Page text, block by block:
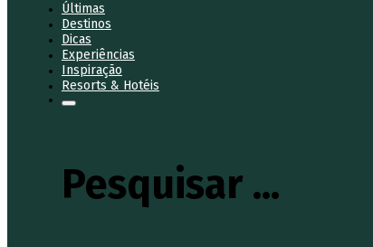
Últimas
Destinos
Dicas
Experiências
Inspiração
Resorts & Hotéis
Pesquisar ...